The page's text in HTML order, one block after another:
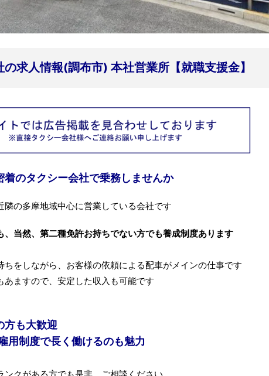
求人情報(調布市) 本社営業所【就職支援金】
着のタクシー会社で乗務しませんか
隣の多摩地域中心に営業している会社です
、当然、第二種免許お持ちでない方でも養成制度あります
ちをしながら、お客様の依頼による配車がメインの仕事です
あますので、安定した収入も可能です
方も大歓迎
用制度で長く働けるのも魅力